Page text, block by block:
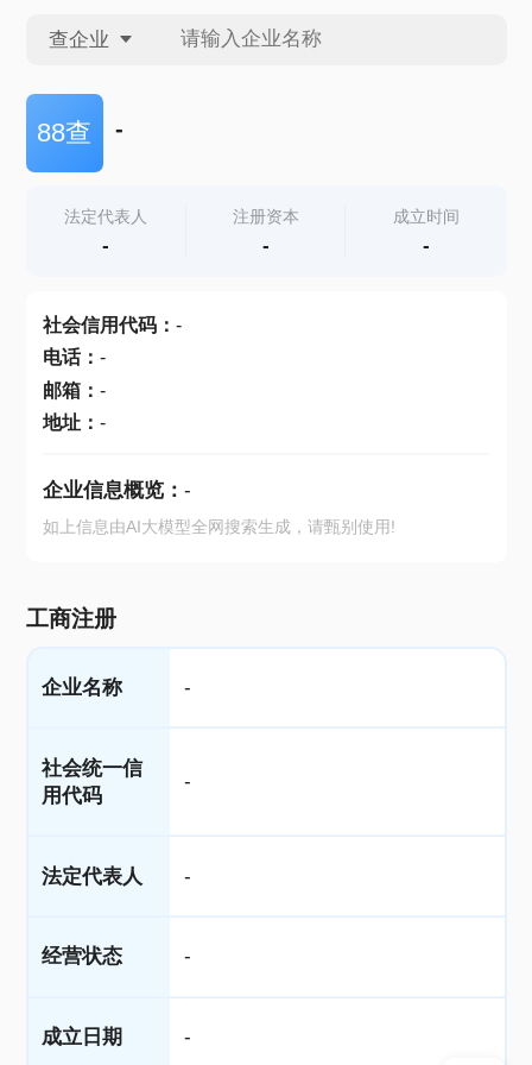
查企业
查企业
查产地
88查 -
法定代表人
-
注册资本
-
成立时间
-
社会信用代码： -
电话： -
邮箱： -
地址： -
企业信息概览： -
如上信息由AI大模型全网搜索生成，请甄别使用!
工商注册
企业名称 -
社会统一信
用代码
-
法定代表人 -
经营状态 -
成立日期 -